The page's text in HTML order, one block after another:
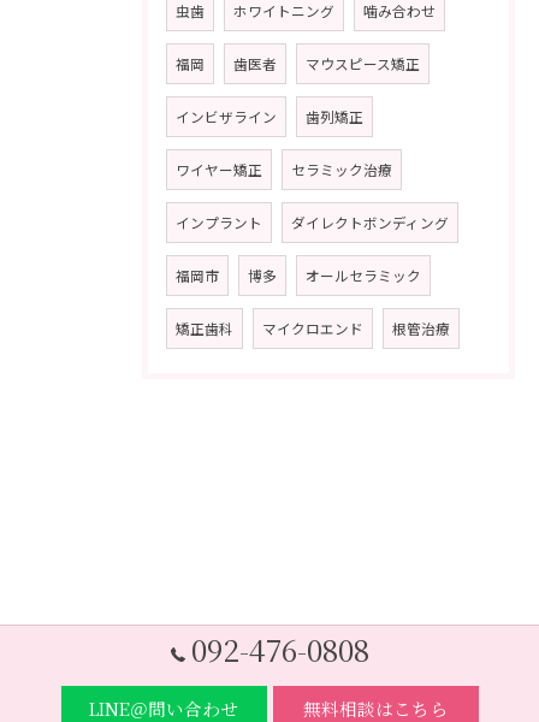
虫歯 ホワイトニング 噛み合わせ
福岡 歯医者 マウスピース矯正
インビザライン 歯列矯正
ワイヤー矯正 セラミック治療
インプラント ダイレクトボンディング
福岡市 博多 オールセラミック
矯正歯科 マイクロエンド 根管治療
092-476-0808
LINE＠問い合わせ 無料相談はこちら